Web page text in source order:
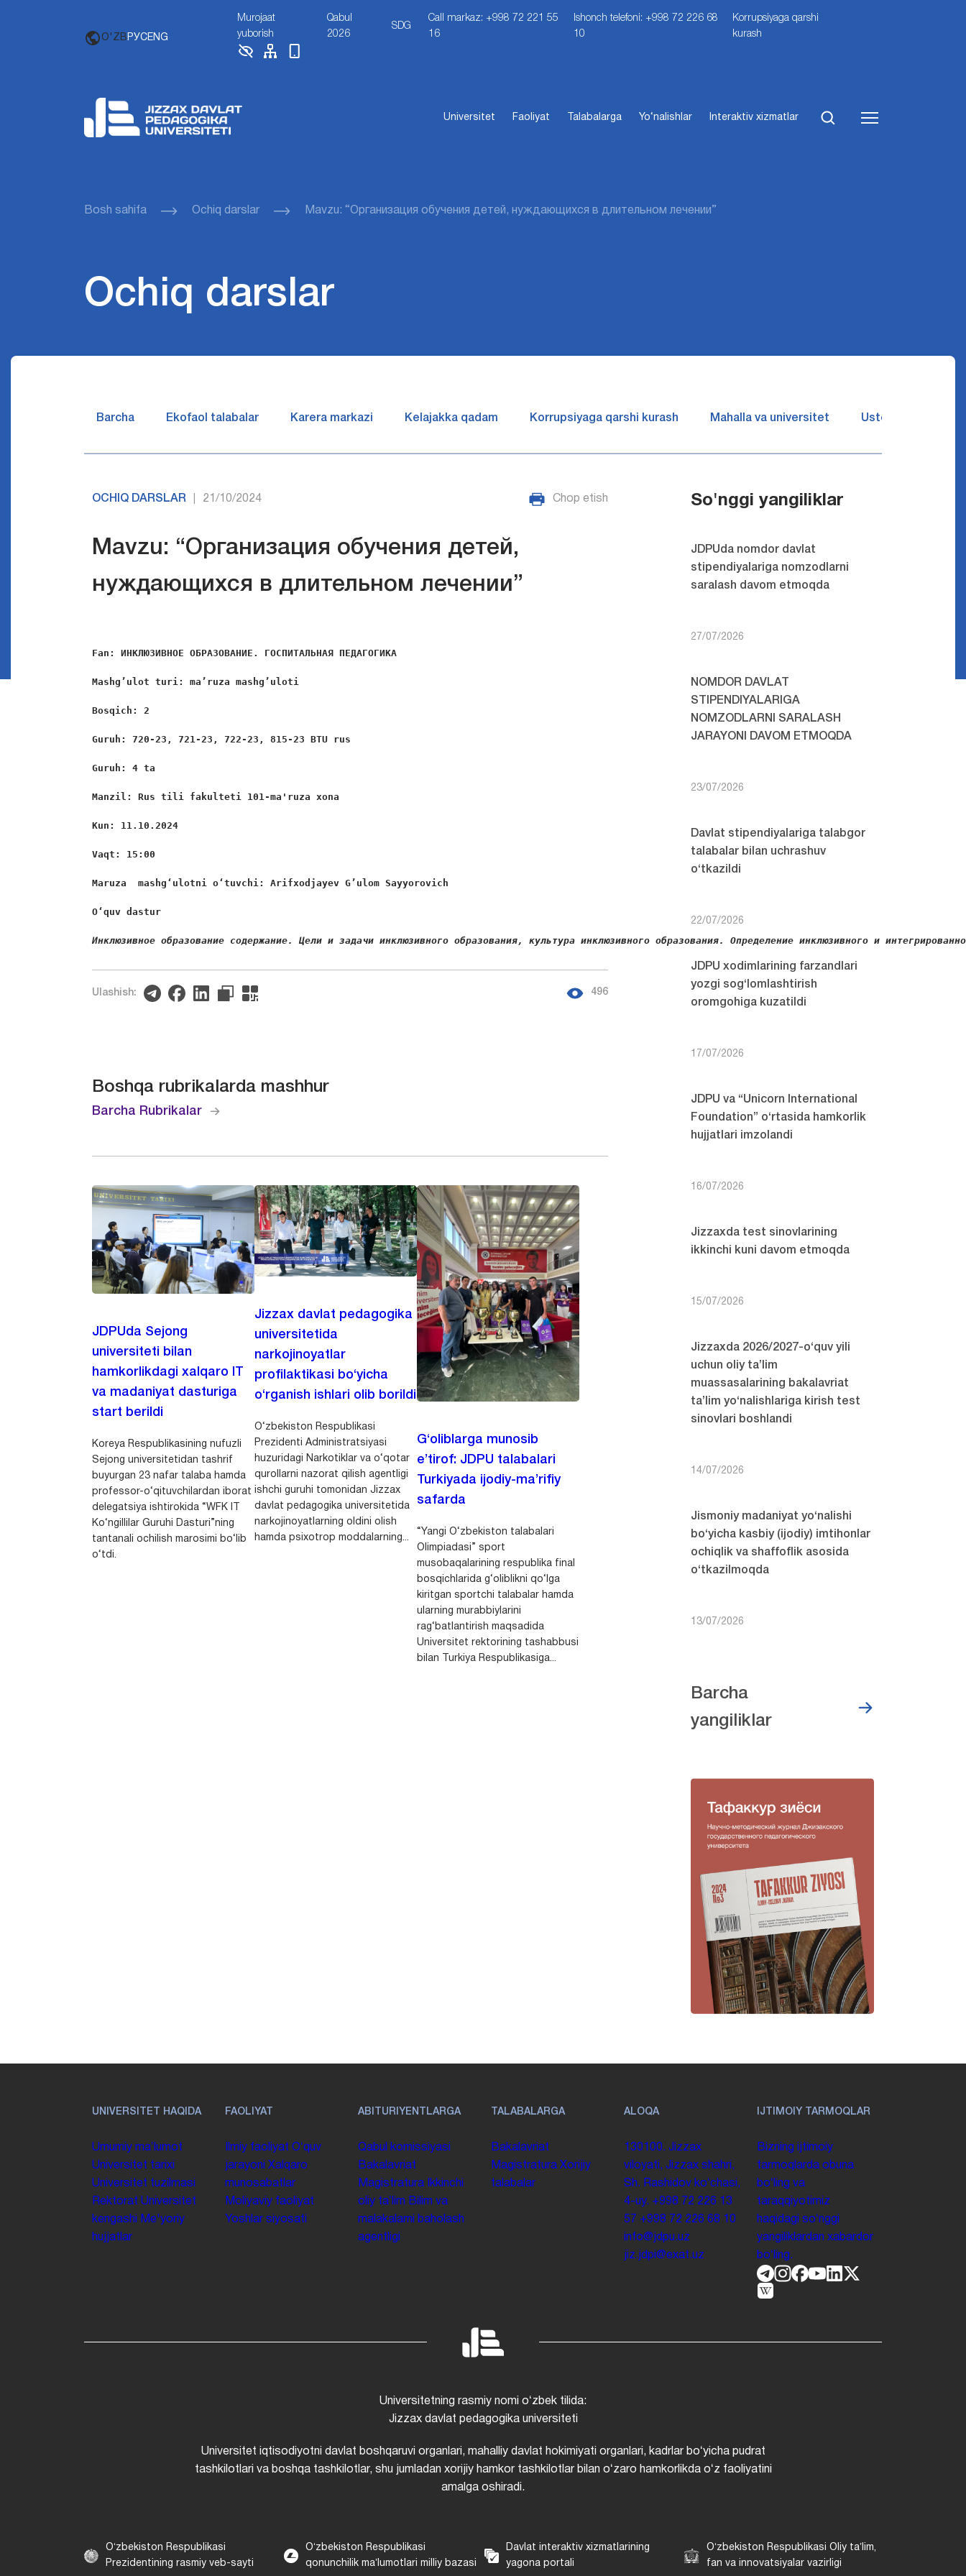
O'ZB РУСENG
Murojaat
yuborish
Qabul
2026
SDG
Call markaz: +998 72 221 55
16
Ishonch telefoni: +998 72 226 68
10
Korrupsiyaga qarshi
kurash
Universitet Faoliyat Talabalarga Yo‘nalishlar Interaktiv xizmatlar
Bosh sahifa Ochiq darslar Mavzu: “Организация обучения детей, нуждающихся в длительном лечении”
Ochiq darslar
Barcha Ekofaol talabalar Karera markazi Kelajakka qadam Korrupsiyaga qarshi kurash Mahalla va universitet Ustozlar suhbatin
OCHIQ DARSLAR 21/10/2024 Chop etish
Mavzu: “Организация обучения детей,
нуждающихся в длительном лечении”
Fan: ИНКЛЮЗИВНОЕ ОБРАЗОВАНИЕ . ГОСПИТАЛЬНАЯ ПЕДАГОГИКА
Mashg’ulot turi: ma’ruza mashg’uloti
Bosqich: 2
Guruh: 720-23, 721-23, 722-23, 815-23 BTU rus
Guruh: 4 ta
Manzil: Rus tili fakulteti 101-ma'ruza xona
Kun: 11.10.2024
Vaqt: 15:00
Maruza  mashgʻulotni oʻtuvchi: Arifxodjayev G’ulom Sayyorovich
O‘quv dastur
Инклюзивное образование содержание. Цели и задачи инклюзивного образования, культура инклюзивного образования. Определение инклюзивного и
Ulashish: 496
Boshqa rubrikalarda mashhur
Barcha Rubrikalar
JDPUda Sejong
universiteti bilan
hamkorlikdagi xalqaro IT
va madaniyat dasturiga
start berildi
Koreya Respublikasining nufuzli
Sejong universitetidan tashrif
buyurgan 23 nafar talaba hamda
professor-o‘qituvchilardan iborat
delegatsiya ishtirokida “WFK IT
Ko‘ngillilar Guruhi Dasturi”ning
tantanali ochilish marosimi bo‘lib
o‘tdi.
Jizzax davlat pedagogika
universitetida
narkojinoyatlar
profilaktikasi bo‘yicha
o‘rganish ishlari olib borildi
O‘zbekiston Respublikasi
Prezidenti Administratsiyasi
huzuridagi Narkotiklar va o‘qotar
qurollarni nazorat qilish agentligi
ishchi guruhi tomonidan Jizzax
davlat pedagogika universitetida
narkojinoyatlarning oldini olish
hamda psixotrop moddalarning...
G‘oliblarga munosib
e’tirof: JDPU talabalari
Turkiyada ijodiy-ma’rifiy
safarda
“Yangi O‘zbekiston talabalari
Olimpiadasi” sport
musobaqalarining respublika final
bosqichlarida g‘oliblikni qo‘lga
kiritgan sportchi talabalar hamda
ularning murabbiylarini
rag‘batlantirish maqsadida
Universitet rektorining tashabbusi
bilan Turkiya Respublikasiga...
So'nggi yangiliklar
JDPUda nomdor davlat
stipendiyalariga nomzodlarni
saralash davom etmoqda
27/07/2026
NOMDOR DAVLAT
STIPENDIYALARIGA
NOMZODLARNI SARALASH
JARAYONI DAVOM ETMOQDA
23/07/2026
Davlat stipendiyalariga talabgor
talabalar bilan uchrashuv
o‘tkazildi
22/07/2026
JDPU xodimlarining farzandlari
yozgi sog‘lomlashtirish
oromgohiga kuzatildi
17/07/2026
JDPU va “Unicorn International
Foundation” o‘rtasida hamkorlik
hujjatlari imzolandi
16/07/2026
Jizzaxda test sinovlarining
ikkinchi kuni davom etmoqda
15/07/2026
Jizzaxda 2026/2027-o‘quv yili
uchun oliy ta’lim
muassasalarining bakalavriat
ta’lim yo‘nalishlariga kirish test
sinovlari boshlandi
14/07/2026
Jismoniy madaniyat yo‘nalishi
bo‘yicha kasbiy (ijodiy) imtihonlar
ochiqlik va shaffoflik asosida
o‘tkazilmoqda
13/07/2026
Barcha
yangiliklar
UNIVERSITET HAQIDA
Umumiy maʼlumot
Universitet tarixi
Universitet tuzilmasi
Rektorat Universitet
kengashi
Me'yoriy
hujjatlar
FAOLIYAT
Ilmiy faoliyat Oʻquv
jarayoni Xalqaro
munosabatlar
Moliyaviy faoliyat
Yoshlar siyosati
ABITURIYENTLARGA
Qabul komissiyasi
Bakalavriat
Magistratura
Ikkinchi
oliy taʼlim Bilim va
malakalarni baholash
agentligi
TALABALARGA
Bakalavriat
Magistratura Xorijiy
talabalar
ALOQA
130100. Jizzax
viloyati, Jizzax shahri,
Sh. Rashidov koʻchasi,
4-uy. +998 72 226 13
57 +998 72 226 68 10
info@jdpu.uz
jiz.jdpi@exat.uz
IJTIMOIY TARMOQLAR
Bizning ijtimoiy
tarmoqlarda obuna
boʻling va
taraqqiyotimiz
haqidagi soʻnggi
yangiliklardan xabardor
boʻling.
Universitetning rasmiy nomi oʻzbek tilida:
Jizzax davlat pedagogika universiteti
Universitet iqtisodiyotni davlat boshqaruvi organlari, mahalliy davlat hokimiyati organlari, kadrlar boʻyicha pudrat
tashkilotlari va boshqa tashkilotlar, shu jumladan xorijiy hamkor tashkilotlar bilan oʻzaro hamkorlikda oʻz faoliyatini
amalga oshiradi.
Oʻzbekiston Respublikasi
Prezidentining rasmiy veb-sayti
Oʻzbekiston Respublikasi
qonunchilik maʼlumotlari milliy bazasi
Davlat interaktiv xizmatlarining
yagona portali
Oʻzbekiston Respublikasi Oliy taʼlim,
fan va innovatsiyalar vazirligi